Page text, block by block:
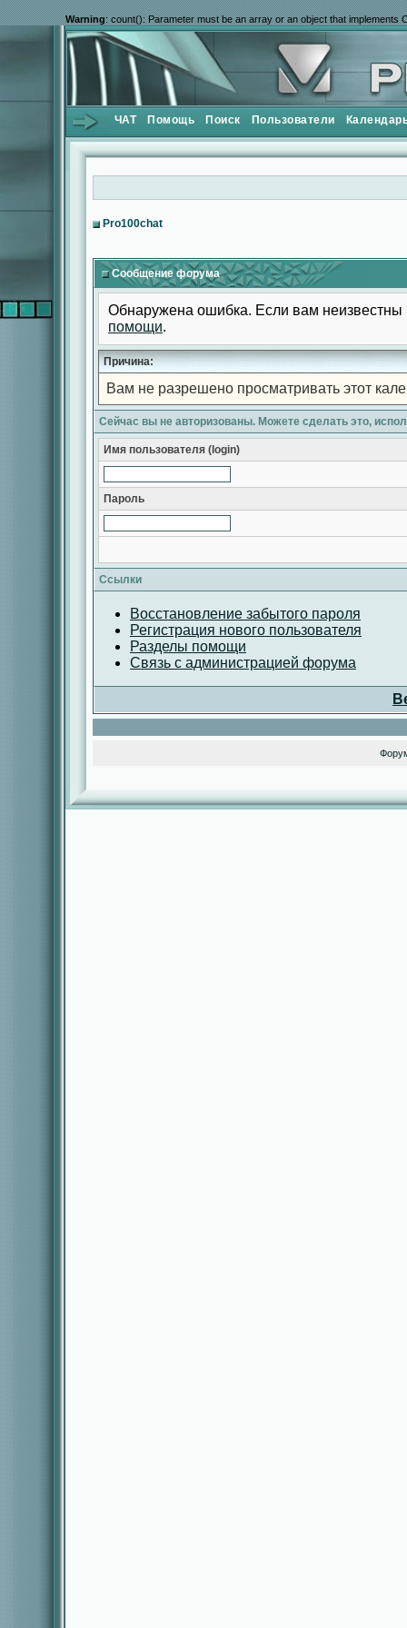
Warning: count(): Parameter must be an array or an object that implements
ЧАТ Помощь Поиск Пользователи
Pro100chat
Сообщение форума
Обнаружена ошибка. Если вам
помощи.
Причина:
Вам не разрешено просматривать этот
Сейчас вы не авторизованы. Можете сделать это,
Имя пользователя (login)
Пароль
Ссылки
Восстановление забытого пароля
Регистрация нового пользователя
Разделы помощи
Связь с администрацией форума